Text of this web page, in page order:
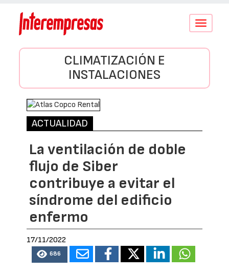
Conmutar
CLIMATIZACIÓN E
INSTALACIONES
ACTUALIDAD
La ventilación de doble
flujo de Siber
contribuye a evitar el
síndrome del edificio
enfermo
17/11/2022
686